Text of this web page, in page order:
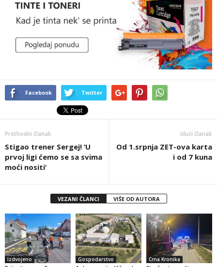
Facebook Twitter
Prethodni članak
Stigao trener Sergej! ‘U
prvoj ligi ćemo se sa svima
moći nositi’
Idući članak
Od 1.srpnja ZET-ova karta
i od 7 kuna
VEZANI ČLANCI VIŠE OD AUTORA
Izdvojeno Gospodarstvo Crna Kronika